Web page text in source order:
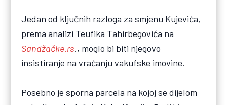
Jedan od ključnih razloga za smjenu Kujevića,
prema analizi Teufika Tahirbegovića na
Sandžačke.rs., moglo bi biti njegovo
insistiranje na vraćanju vakufske imovine.
Posebno je sporna parcela na kojoj se dijelom